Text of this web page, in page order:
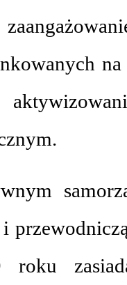
roku